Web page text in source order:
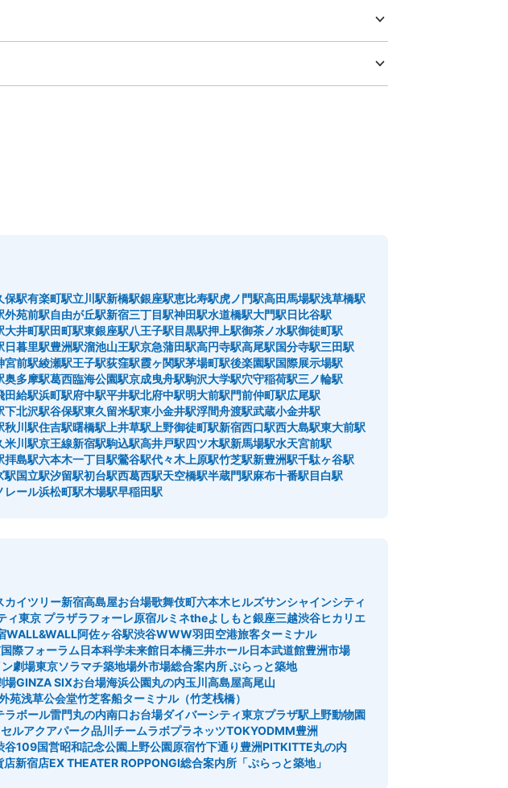
保駅有楽町駅立川駅新橋駅銀座駅恵比寿駅虎ノ門駅高田馬場駅浅草橋駅
外苑前駅自由が丘駅新宿三丁目駅神田駅水道橋駅大門駅日比谷駅
大井町駅田町駅東銀座駅八王子駅目黒駅押上駅御茶ノ水駅御徒町駅
日暮里駅豊洲駅溜池山王駅京急蒲田駅高円寺駅高尾駅国分寺駅三田駅
宮前駅綾瀬駅王子駅荻窪駅霞ヶ関駅茅場町駅後楽園駅国際展示場駅
奥多摩駅葛西臨海公園駅京成曳舟駅駒沢大学駅穴守稲荷駅三ノ輪駅
田給駅浜町駅府中駅平井駅北府中駅明大前駅門前仲町駅広尾駅
下北沢駅谷保駅東久留米駅東小金井駅浮間舟渡駅武蔵小金井駅
秋川駅住吉駅曙橋駅 上井草駅 上野御徒町駅新宿西口駅西大島駅東大前駅
米川駅京王線新宿駅駒込駅高井戸駅四ツ木駅新馬場駅水天宮前駅
拝島駅六本木一丁目駅鶯谷駅代々木上原駅竹芝駅新豊洲駅千駄ヶ谷駅
駅国立駅汐留駅初台駅西葛西駅天空橋駅半蔵門駅麻布十番駅目白駅
レール浜松町駅木場駅早稲田駅
カイツリー新宿高島屋お台場歌舞伎町六本木ヒルズサンシャインシティ
ィ東京 プラザラフォーレ原宿ルミネtheよしもと銀座三越渋谷ヒカリエ
WALL&WALL阿佐ヶ谷駅渋谷WWW羽田空港旅客ターミナル
際フォーラム日本科学未来館日本橋三井ホール日本武道館豊洲市場
劇場東京ソラマチ築地場外市場総合案内所 ぷらっと築地
場GINZA SIXお台場海浜公園丸の内玉川高島屋高尾山
苑浅草公会堂竹芝客船ターミナル（竹芝桟橋）
ラボール雷門丸の内南口お台場ダイバーシティ東京プラザ駅 上野動物園
ルアクアパーク品川 チームラボプラネッツTOKYODMM豊洲
谷109国営昭和記念公園 上野公園原宿竹下通り 豊洲PITKITTE丸の内
店新宿店EX THEATER ROPPONGI総合案内所「ぷらっと築地」